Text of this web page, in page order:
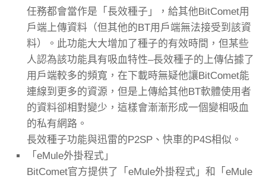
任務都會當作是「長效種子」，給其他BitComet用
戶端上傳資料（但其他的BT用戶端無法接受到該資
料）。此功能大大增加了種子的有效時間，但某些
人認為該功能具有吸血特性–長效種子的上傳佔據了
用戶端較多的頻寬，在下載時無疑他讓BitComet能
連線到更多的資源，但是上傳給其他BT軟體使用者
的資料卻相對變少，這樣會漸漸形成一個變相吸血
的私有網路。
長效種子功能與迅雷的P2SP、快車的P4S相似。
「eMule外掛程式」
BitComet官方提供了「eMule外掛程式」和「eMule